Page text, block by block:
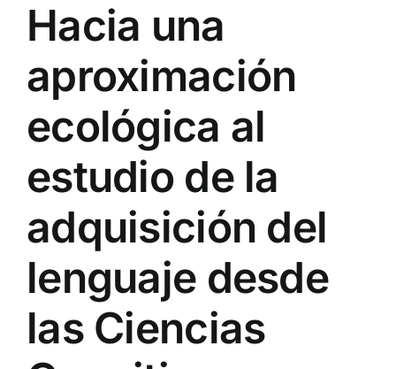
Hacia una
aproximación
ecológica al
estudio de la
adquisición del
lenguaje desde
las Ciencias